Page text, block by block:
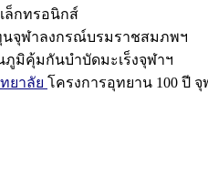
ล็กทรอนิกส์
นจุฬาลงกรณ์บรมราชสมภพฯ
ภูมิคุ้มกันบำบัดมะเร็งจุฬาฯ
ยาลัย โครงการอุทยาน 100 ปี